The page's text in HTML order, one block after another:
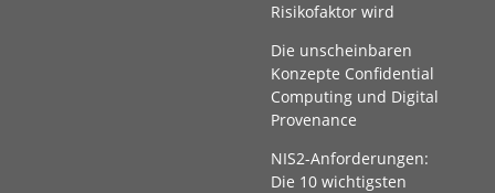
Risikofaktor wird
Die unscheinbaren
Konzepte Confidential
Computing und Digital
Provenance
NIS2-Anforderungen:
Die 10 wichtigsten